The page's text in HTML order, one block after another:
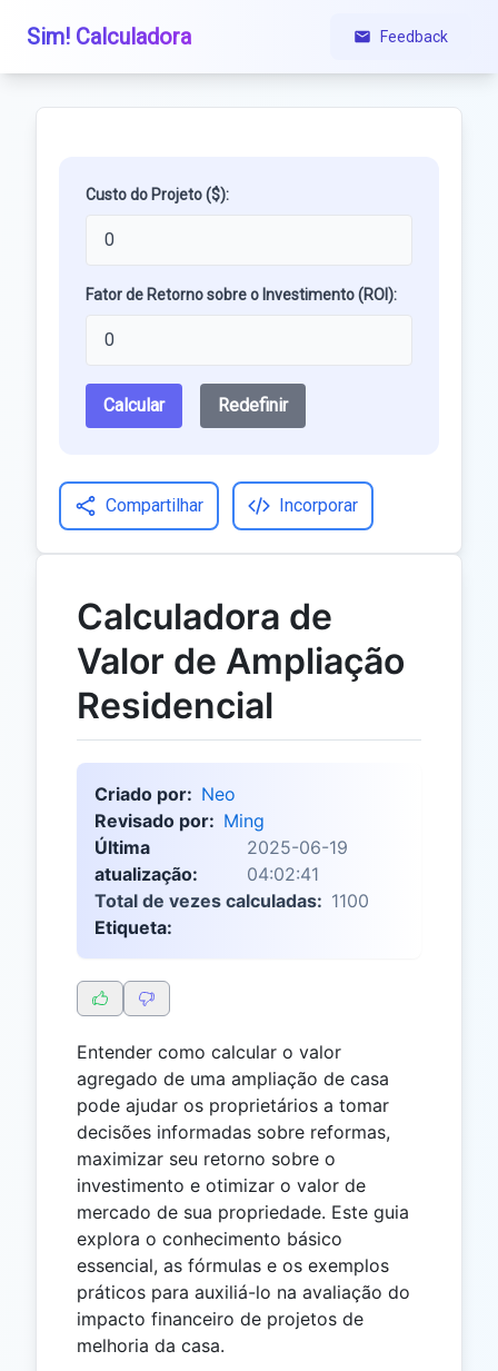
Sim! Calculadora Feedback
Custo do Projeto ($):
Fator de Retorno sobre o Investimento (ROI):
Calcular Redefinir
Compartilhar Incorporar
Calculadora de
Valor de Ampliação
Residencial
Criado por: Neo
Revisado por: Ming
Última
atualização:
2025-06-19
04:02:41
Total de vezes calculadas: 1100
Etiqueta:
Entender como calcular o valor
agregado de uma ampliação de casa
pode ajudar os proprietários a tomar
decisões informadas sobre reformas,
maximizar seu retorno sobre o
investimento e otimizar o valor de
mercado de sua propriedade. Este guia
explora o conhecimento básico
essencial, as fórmulas e os exemplos
práticos para auxiliá-lo na avaliação do
impacto financeiro de projetos de
melhoria da casa.